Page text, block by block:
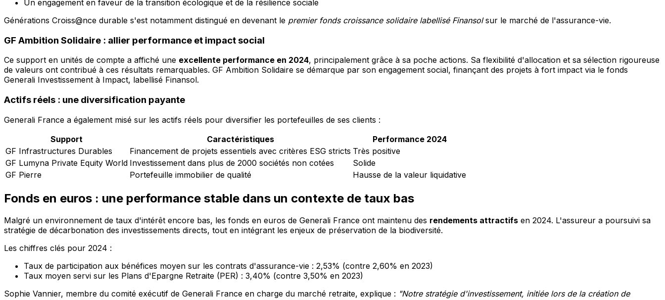
Un engagement en faveur de la transition écologique et de la résilience sociale
Générations Croiss@nce durable s'est notamment distingué en devenant le premier fonds croissance solidaire labellisé Finansolsur le marché de l'assurance-vie.
GF Ambition Solidaire : allier performance et impact social
Ce support en unités de compte a affiché une excellente performance en 2024, principalement grâce à sa poche actions. Sa flexibilité d'allocation et sa sélection rigoureuse
de valeurs ont contribué à ces résultats remarquables. GF Ambition Solidaire se démarque par son engagement social, finançant des projets à fort impact via le fonds
Generali Investissement à Impact, labellisé Finansol.
Actifs réels : une diversification payante
Generali France a également misé sur les actifs réels pour diversifier les portefeuilles de ses clients :
Support
Caractéristiques
Performance 2024
GF Infrastructures Durables
Financement de projets essentiels avec critères ESG stricts Très positive
GF Lumyna Private Equity World Investissement dans plus de 2000 sociétés non cotées
Solide
GF Pierre
Portefeuille immobilier de qualité Hausse de la valeur liquidative
Fonds en euros : une performance stable dans un contexte de taux bas
Malgré un environnement de taux d'intérêt encore bas, les fonds en euros de Generali France ont maintenu des rendements attractifs en 2024. L'assureur a poursuivi sa
stratégie de décarbonation des investissements directs, tout en intégrant les enjeux de préservation de la biodiversité.
Les chiffres clés pour 2024 :
Taux de participation aux bénéfices moyen sur les contrats d'assurance-vie : 2,53% (contre 2,60% en 2023)
Taux moyen servi sur les Plans d'Epargne Retraite (PER) : 3,40% (contre 3,50% en 2023)
Sophie Vannier, membre du comité exécutif de Generali France en charge du marché retraite, explique : "Notre stratégie d'investissement, initiée lors de la création de